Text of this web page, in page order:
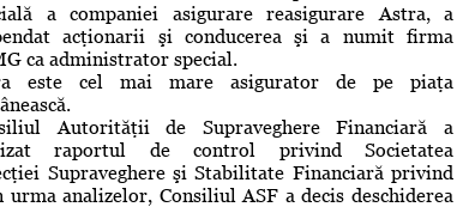
a companiei asigurare reasigurare Astra, a
acţionarii şi conducerea şi a numit firma
ca administrator special.
este cel mai mare asigurator de pe piaţa
Autorităţii de Supraveghere Financiară a
raportul de control privind Societatea
Supraveghere şi Stabilitate Financiară privind
analizelor, Consiliul ASF a decis deschiderea